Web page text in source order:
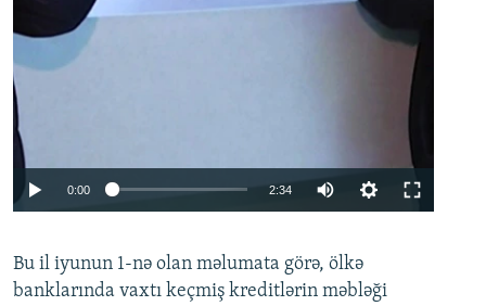
0:00 2:34
360p
480p
Bu il iyunun 1-nə olan məlumata görə, ölkə
banklarında vaxtı keçmiş kreditlərin məbləği